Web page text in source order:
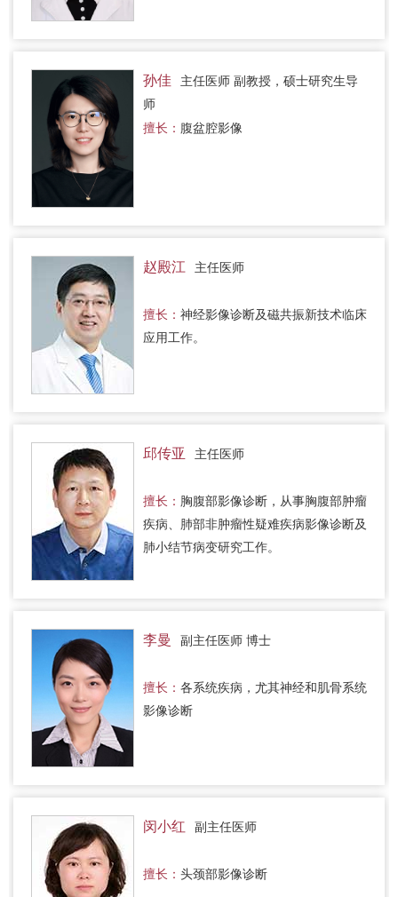
孙佳
主任医师 副教授，硕士研究生导
师
擅长： 腹盆腔影像
赵殿江 主任医师
擅长： 神经影像诊断及磁共振新技术临床
应用工作。
邱传亚 主任医师
擅长： 胸腹部影像诊断，从事胸腹部肿瘤
疾病、肺部非肿瘤性疑难疾病影像诊断及
肺小结节病变研究工作。
李曼 副主任医师 博士
擅长： 各系统疾病，尤其神经和肌骨系统
影像诊断
闵小红 副主任医师
擅长： 头颈部影像诊断